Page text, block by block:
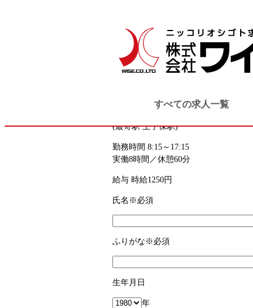
すべての求人一覧
TOP お仕事応募フォーム
お仕事応募フォーム
(最寄駅 王子保駅)
勤務時間 8:15～17:15
実働8時間／休憩60分
給与 時給1250円
氏名 ※必須
ふりがな ※必須
生年月日
年